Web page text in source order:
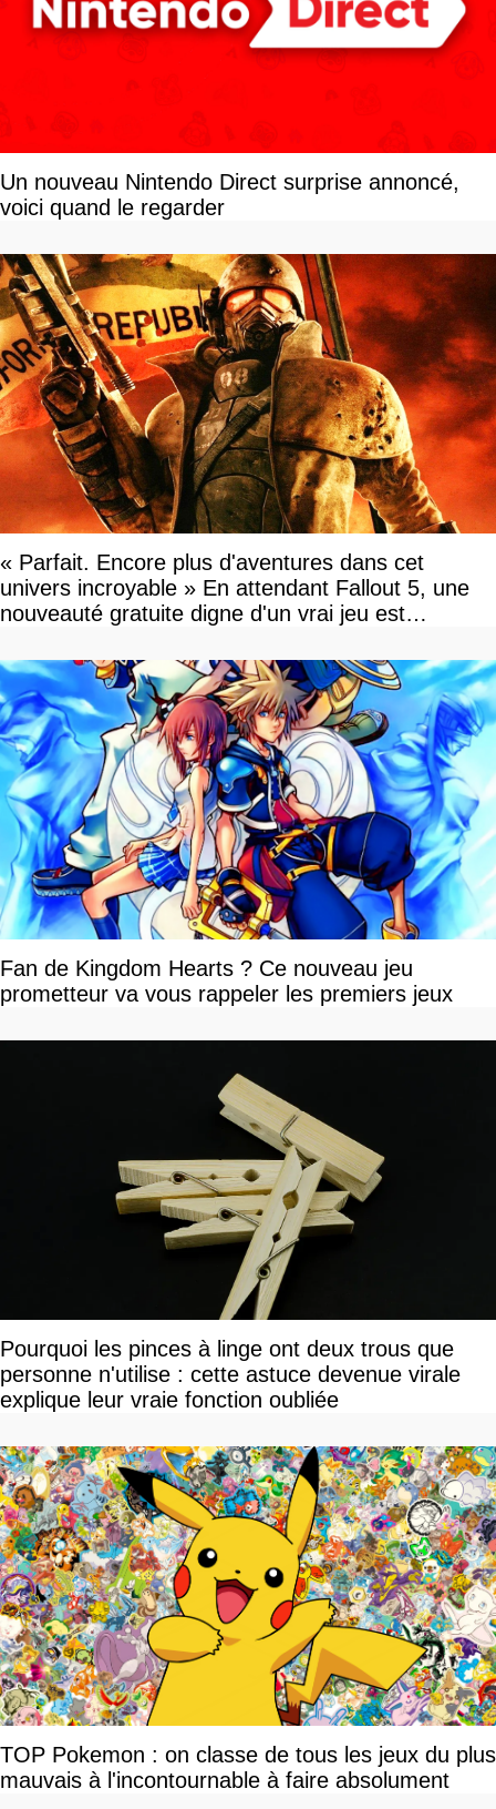
Un nouveau Nintendo Direct surprise annoncé,
voici quand le regarder
« Parfait. Encore plus d'aventures dans cet
univers incroyable » En attendant Fallout 5, une
nouveauté gratuite digne d'un vrai jeu est
Fan de Kingdom Hearts ? Ce nouveau jeu
prometteur va vous rappeler les premiers jeux
Pourquoi les pinces à linge ont deux trous que
personne n'utilise : cette astuce devenue virale
explique leur vraie fonction oubliée
TOP Pokemon : on classe de tous les jeux du plus
mauvais à l'incontournable à faire absolument